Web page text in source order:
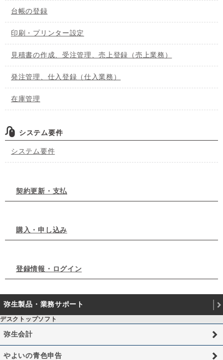
台帳の登録
印刷・プリンター設定
見積書の作成、受注管理、売上登録（売上業務）
発注管理、仕入登録（仕入業務）
在庫管理
システム要件
システム要件
契約更新・支払
購入・申し込み
登録情報・ログイン
弥生製品・業務サポート
デスクトップソフト
弥生会計
やよいの青色申告